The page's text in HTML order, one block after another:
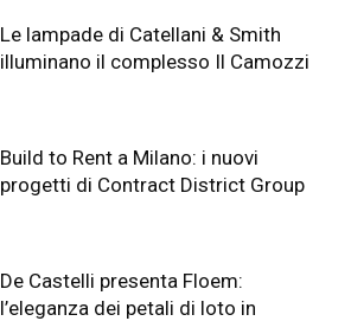
Le lampade di Catellani & Smith
illuminano il complesso Il Camozzi
Build to Rent a Milano: i nuovi
progetti di Contract District Group
De Castelli presenta Floem:
l’eleganza dei petali di loto in